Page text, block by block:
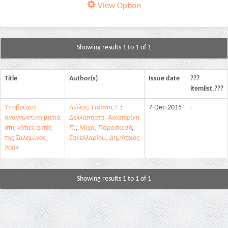
View Option
Showing results 1 to 1 of 1
Title Author(s) Issue date
???
itemlist.???
Υποβρύχια
αναγνωστική ματιά
στις νότιες ακτές
της Σαλαμίνος,
2004
Λώλος, Γιάννος Γ.;
Δελλαπόρτα, Αικατερίνη
Π.; Μίχα, Παρασκευή;
Σακελλαρίου, Δημήτριος
7-Dec-2015 -
Showing results 1 to 1 of 1